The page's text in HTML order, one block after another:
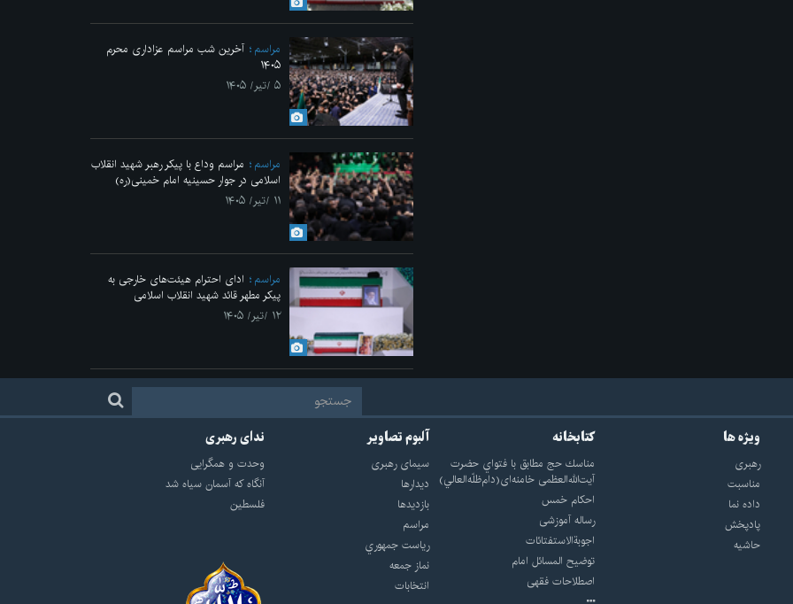
مراسم
آخرین شب مراسم عزاداری محرم
۱۴۰۵
۵ /تیر/ ۱۴۰۵
مراسم
مراسم وداع با پیکر رهبر شهید انقلاب
اسلامی در جوار حسینیه امام خمینی(ره)
۱۱ /تیر/ ۱۴۰۵
مراسم
ادای احترام هیئت‌های خارجی به
پیکر مطهر قائد شهید انقلاب اسلامی
۱۲ /تیر/ ۱۴۰۵
ویژه ها
رهبری
مناسبت
داده نما
پادپخش
حاشیه
کتابخانه
مناسك حج مطابق با فتواي حضرت
آيت‌الله‌العظمى خامنه‌اى(دام‌ظلّه‌العالي)
احکام خمس
رساله آموزشی
اجوبة‌الاستفتائات
توضيح المسائل امام
اصطلاحات فقهى
آلبوم تصاویر
سيماى رهبرى
ديدارها
بازديدها
مراسم
رياست جمهوري
نماز جمعه
انتخابات
ندای رهبری
وحدت و همگرایی
آنگاه که آسمان سیاه شد
فلسطین